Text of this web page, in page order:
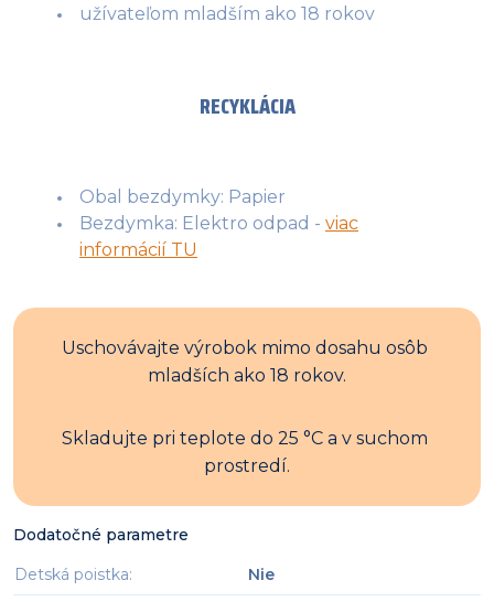
užívateľom mladším ako 18 rokov
RECYKLÁCIA
Obal bezdymky: Papier
Bezdymka: Elektro odpad - viac
informácií TU
Uschovávajte výrobok mimo dosahu osôb
mladších ako 18 rokov.
Skladujte pri teplote do 25 °C a v suchom
prostredí.
Dodatočné parametre
Detská poistka: Nie